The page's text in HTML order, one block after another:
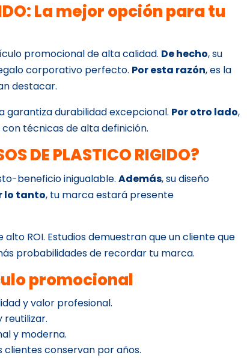
La mejor opción para tu
promocional de alta calidad. De hecho, su
corporativo perfecto. Por esta razón, es la
destacar.
garantiza durabilidad excepcional. Por otro lado,
técnicas de alta definición.
DE PLASTICO RIGIDO?
beneficio inigualable.Además, su diseño
lo tanto, tu marca estará presente
ROI. Estudios demuestran que un cliente que
probabilidades de recordar tu marca.
promocional
y valor profesional.
reutilizar.
y moderna.
clientes conservan por años.